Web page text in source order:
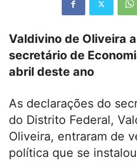
Valdivino de Oliveira
secretário de
abril deste ano
As declarações do
do Distrito Federal,
Oliveira, entraram de
política que se